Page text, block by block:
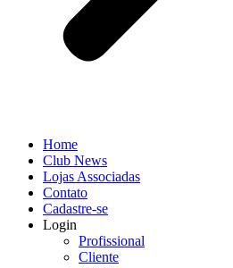
Home
Club News
Lojas Associadas
Contato
Cadastre-se
Login
Profissional
Cliente